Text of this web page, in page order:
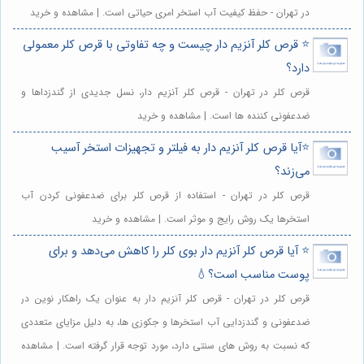
در تهران - حفظ کیفیت آب استخر امری حیاتی است. | مشاهده و خرید
⭐️ قرص کلر آنزیم دار چیست و چه تفاوتی با قرص کلر معمولی
دارد؟
قرص کلر در تهران - قرص کلر آنزیم دار، نسل جدیدی از گندزداها و
ضدعفونی کننده ها است. | مشاهده و خرید
⭐️آیا قرص کلر آنزیم دار به فیلتر و تجهیزات استخر آسیب
می‌زند؟
قرص کلر در تهران - استفاده از قرص کلر برای ضدعفونی کردن آب
استخرها یک روش رایج و موثر است. | مشاهده و خرید
⭐️ آیا قرص کلر آنزیم دار بوی کلر را کاهش می‌دهد و برای
پوست مناسب است؟💧
قرص کلر در تهران - قرص کلر آنزیم دار به عنوان یک راهکار نوین در
ضدعفونی و گندزدایی آب استخرها و جکوزی ها، به دلیل مزایای متعددی
که نسبت به روش های سنتی دارد، مورد توجه قرار گرفته است. | مشاهده